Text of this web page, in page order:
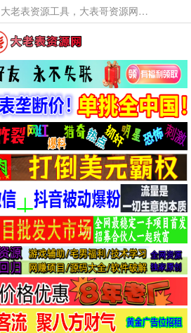
本网站提供资源工具下载，大老表资源工具，大表哥资源网软件工具，大老表资源下载，活动线报福利资源分享,活动线报，大型网游经典游戏，网络热门技术游戏辅助交流与分享。